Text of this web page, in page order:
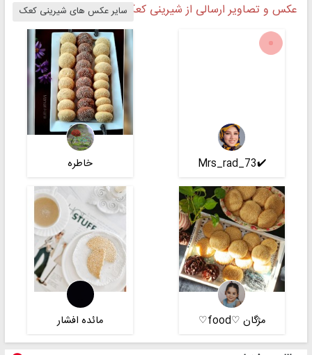
عکس و تصاویر ارسالی از شیرینی کعکسایر عکس های شیرینی کعک
✔️Mrs_rad_73 خاطره
مژگان ♡food♡ مائده افشار